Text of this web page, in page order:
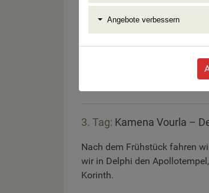
Kamena Vourla beziehen.
2. Tag:Kamena Vourla –
Heute besichtigen wir eines
3. Tag: Kamena Vourla –
Nach dem Frühstück fahren
wir in Delphi den
Korinth.
Angebote verbessern